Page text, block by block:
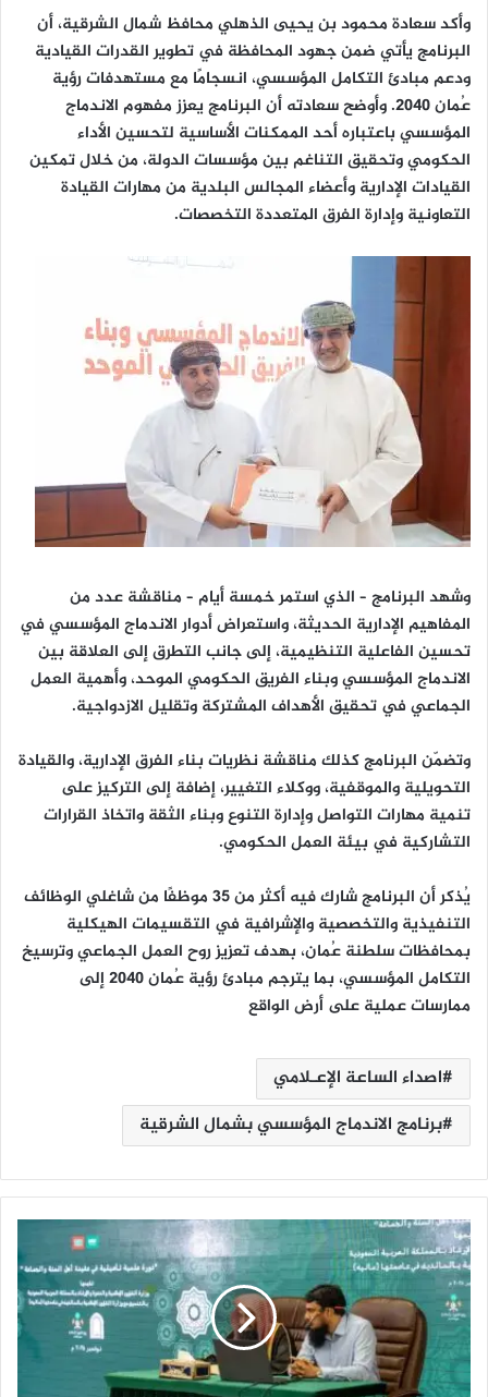
وأكد سعادة محمود بن يحيى الذهلي محافظ شمال الشرقية، أن
البرنامج يأتي ضمن جهود المحافظة في تطوير القدرات القيادية
ودعم مبادئ التكامل المؤسسي، انسجامًا مع مستهدفات رؤية
عُمان 2040. وأوضح سعادته أن البرنامج يعزز مفهوم الاندماج
المؤسسي باعتباره أحد الممكنات الأساسية لتحسين الأداء
الحكومي وتحقيق التناغم بين مؤسسات الدولة، من خلال تمكين
القيادات الإدارية وأعضاء المجالس البلدية من مهارات القيادة
التعاونية وإدارة الفرق المتعددة التخصصات.
وشهد البرنامج – الذي استمر خمسة أيام – مناقشة عدد من
المفاهيم الإدارية الحديثة، واستعراض أدوار الاندماج المؤسسي في
تحسين الفاعلية التنظيمية، إلى جانب التطرق إلى العلاقة بين
الاندماج المؤسسي وبناء الفريق الحكومي الموحد، وأهمية العمل
الجماعي في تحقيق الأهداف المشتركة وتقليل الازدواجية.
وتضمّن البرنامج كذلك مناقشة نظريات بناء الفرق الإدارية، والقيادة
التحويلية والموقفية، ووكلاء التغيير، إضافة إلى التركيز على
تنمية مهارات التواصل وإدارة التنوع وبناء الثقة واتخاذ القرارات
التشاركية في بيئة العمل الحكومي.
يُذكر أن البرنامج شارك فيه أكثر من 35 موظفًا من شاغلي الوظائف
التنفيذية والتخصصية والإشرافية في التقسيمات الهيكلية
بمحافظات سلطنة عُمان، بهدف تعزيز روح العمل الجماعي وترسيخ
التكامل المؤسسي، بما يترجم مبادئ رؤية عُمان 2040 إلى
ممارسات عملية على أرض الواقع
اصداء الساعة الإعـلامي
برنامج الاندماج المؤسسي بشمال الشرقية
ا
ل
ش
و
ن
ا
ل